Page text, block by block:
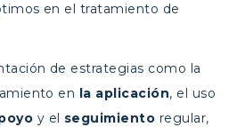
en el tratamiento de
de estrategias como la
en la aplicación, el uso
y el seguimiento regular,